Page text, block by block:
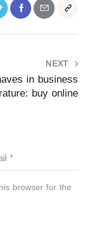
NEXT
in business
buy online
browser for the